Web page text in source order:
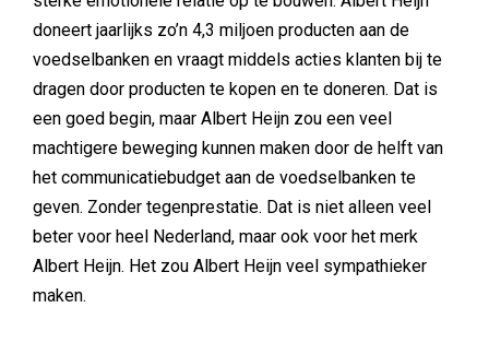
doneert jaarlijks zo’n 4,3 miljoen producten aan de
voedselbanken en vraagt middels acties klanten bij te
dragen door producten te kopen en te doneren. Dat is
een goed begin, maar Albert Heijn zou een veel
machtigere beweging kunnen maken door de helft van
het communicatiebudget aan de voedselbanken te
geven. Zonder tegenprestatie. Dat is niet alleen veel
beter voor heel Nederland, maar ook voor het merk
Albert Heijn. Het zou Albert Heijn veel sympathieker
maken.